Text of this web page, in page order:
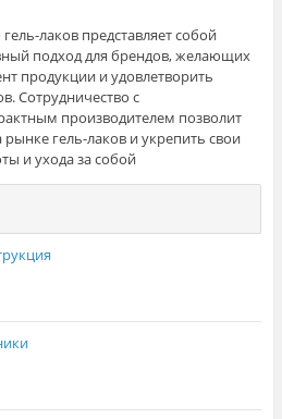
лаков представляет собой
подход для брендов, желающих
продукции и удовлетворить
Сотрудничество с
производителем позволит
гель-лаков и укрепить свои
и ухода за собой